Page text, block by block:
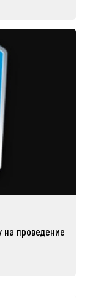
проведение